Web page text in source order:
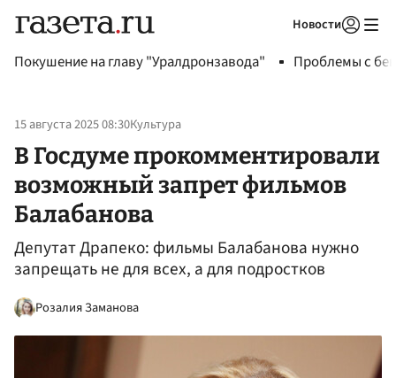
Новости
Покушение на главу "Уралдронзавода" Проблемы с
15 августа 2025 08:30Культура
В Госдуме прокомментировали
возможный запрет фильмов
Балабанова
Депутат Драпеко: фильмы Балабанова нужно
запрещать не для всех, а для подростков
Розалия Заманова